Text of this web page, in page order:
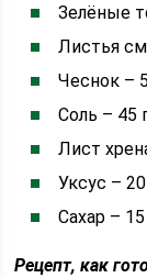
Зелёные
Листья
Чеснок –
Соль – 45
Лист
Уксус –
Сахар – 15
Рецепт, как